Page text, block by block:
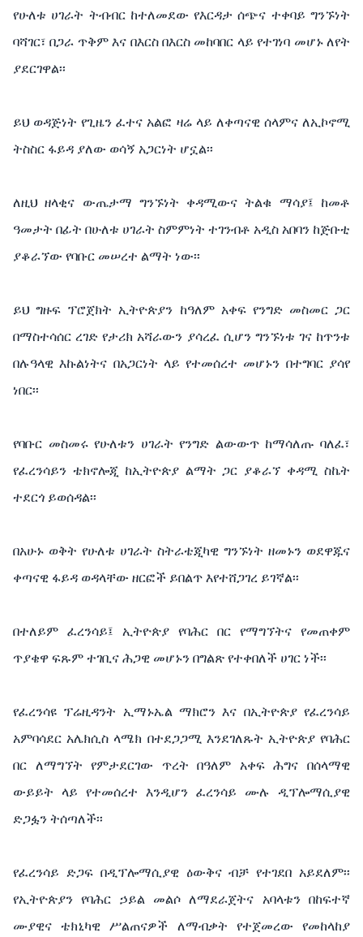
የሁለቱ ሀገራት ትብብር ከተለመደው የእርዳታ ሰጭና ተቀባይ ግንኙነት
ባሻገር፣ በጋራ ጥቅም እና በእርስ በእርስ መከባበር ላይ የተገነባ መሆኑ ለየት
ያደርገዋል፡፡
ይህ ወዳጅነት የጊዜን ፈተና አልፎ ዛሬ ላይ ለቀጣናዊ ሰላምና ለኢኮኖሚ
ትስስር ፋይዳ ያለው ወሳኝ አጋርነት ሆኗል፡፡
ለዚህ ዘላቂና ውጤታማ ግንኙነት ቀዳሚውና ትልቁ ማሳያ፤ ከመቶ
ዓመታት በፊት በሁለቱ ሀገራት ስምምነት ተገንብቶ አዲስ አበባን ከጅቡቲ
ያቆራኘው የባቡር መሠረተ ልማት ነው፡፡
ይህ ግዙፍ ፕሮጀክት ኢትዮጵያን ከዓለም አቀፍ የንግድ መስመር ጋር
በማስተሳሰር ረገድ የታሪክ አሻራውን ያሳረፈ ሲሆን ግንኙነቱ ገና ከጥንቱ
በሉዓላዊ እኩልነትና በአጋርነት ላይ የተመሰረተ መሆኑን በተግባር ያሳየ
ነበር፡፡
የባቡር መስመሩ የሁለቱን ሀገራት የንግድ ልውውጥ ከማሳለጡ ባለፈ፣
የፈረንሳይን ቴክኖሎጂ ከኢትዮጵያ ልማት ጋር ያቆራኘ ቀዳሚ ስኬት
ተደርጎ ይወሰዳል፡፡
በአሁኑ ወቅት የሁለቱ ሀገራት ስትራቴጂካዊ ግንኙነት ዘመኑን ወደዋጁና
ቀጣናዊ ፋይዳ ወዳላቸው ዘርፎች ይበልጥ እየተሸጋገረ ይገኛል፡፡
በተለይም ፈረንሳይ፤ ኢትዮጵያ የባሕር በር የማግኘትና የመጠቀም
ጥያቄዋ ፍጹም ተገቢና ሕጋዊ መሆኑን በግልጽ የተቀበለች ሀገር ነች፡፡
የፈረንሳዩ ፕሬዚዳንት ኢማኑኤል ማክሮን እና በኢትዮጵያ የፈረንሳይ
አምባሳደር አሌክሲስ ላሜክ በተደጋጋሚ እንደገለጹት ኢትዮጵያ የባሕር
በር ለማግኘት የምታደርገው ጥረት በዓለም አቀፍ ሕግና በሰላማዊ
ውይይት ላይ የተመሰረተ እንዲሆን ፈረንሳይ ሙሉ ዲፕሎማሲያዊ
ድጋፏን ትሰጣለች፡፡
የፈረንሳይ ድጋፍ በዲፕሎማሲያዊ ዕውቅና ብቻ የተገደበ አይደለም፡፡
የኢትዮጵያን የባሕር ኃይል መልሶ ለማደራጀትና አባላቱን በከፍተኛ
ሙያዊና ቴክኒካዊ ሥልጠናዎች ለማብቃት የተጀመረው የመከላከያ